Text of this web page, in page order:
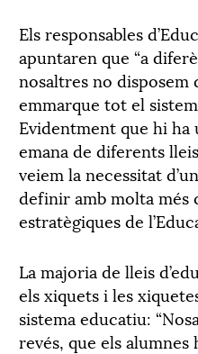
Els responsables
apuntaren que “a
nosaltres no disposem
emmarque tot el
Evidentment que hi ha
emana de diferents
veiem la necessitat
definir amb molta més
estratègiques de
La majoria de lleis
els xiquets i les
sistema educatiu:
revés, que els alumnes